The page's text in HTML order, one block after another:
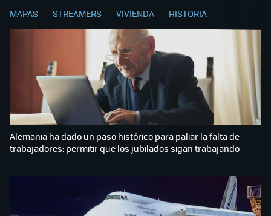
MAPAS STREAMERS VIVIENDA HISTORIA
Alemania ha dado un paso histórico para paliar la falta de
trabajadores: permitir que los jubilados sigan trabajando